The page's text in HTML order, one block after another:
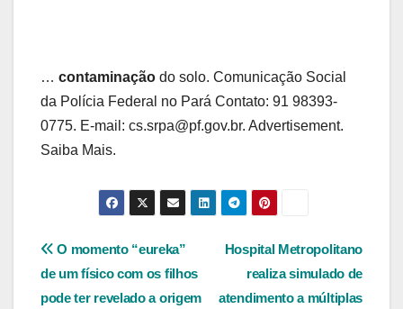
… contaminação do solo. Comunicação Social
da Polícia Federal no Pará Contato: 91 98393-
0775. E-mail: cs.srpa@pf.gov.br. Advertisement.
Saiba Mais.
Navegação
de
Hospital Metropolitano
realiza simulado de
atendimento a múltiplas
O momento “eureka”
de um físico com os filhos
pode ter revelado a origem